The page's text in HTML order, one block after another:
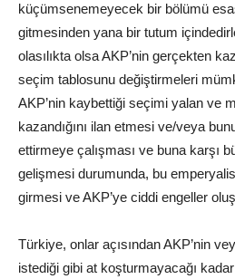
küçümsenemeyecek bir bölümü
gitmesinden yana bir tutum
olasılıkta olsa AKP’nin gerçekten
seçim tablosunu değiştirmeleri
AKP’nin kaybettiği seçimi yalan ve
kazandığını ilan etmesi ve/veya
ettirmeye çalışması ve buna karşı
gelişmesi durumunda, bu
girmesi ve AKP’ye ciddi engeller
Türkiye, onlar açısından AKP’nin
istediği gibi at koşturmayacağı